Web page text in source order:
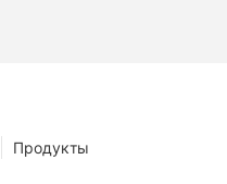
Продукты